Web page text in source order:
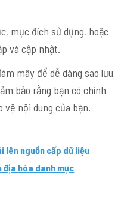
mục đích sử dụng, hoặc
và cập nhật.
mây để dễ dàng sao lưu
bảo rằng bạn có chính
vệ nội dung của bạn.
lên nguồn cấp dữ liệu
địa hóa danh mục